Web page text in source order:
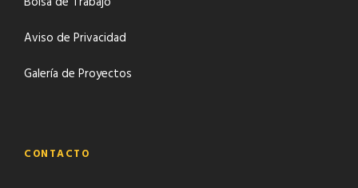
Aviso de Privacidad
Galería de Proyectos
CONTACTO